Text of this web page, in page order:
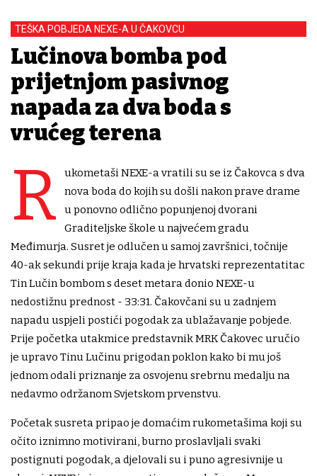
TEŠKA POBJEDA NEXE-A U ČAKOVCU
Lučinova bomba pod
prijetnjom pasivnog
napada za dva boda s
vrućeg terena
R
ukometaši NEXE-a vratili su se iz Čakovca s dva
nova boda do kojih su došli nakon prave drame
u ponovno odlično popunjenoj dvorani
Graditeljske škole u najvećem gradu
Međimurja. Susret je odlučen u samoj završnici, točnije
40-ak sekundi prije kraja kada je hrvatski reprezentatitac
Tin Lučin bombom s deset metara donio NEXE-u
nedostižnu prednost - 33:31. Čakovčani su u zadnjem
napadu uspjeli postići pogodak za ublažavanje pobjede.
Prije početka utakmice predstavnik MRK Čakovec uručio
je upravo Tinu Lučinu prigodan poklon kako bi mu još
jednom odali priznanje za osvojenu srebrnu medalju na
nedavmo održanom Svjetskom prvenstvu.
Početak susreta pripao je domaćim rukometašima koji su
očito iznimno motivirani, burno proslavljali svaki
postignuti pogodak, a djelovali su i puno agresivnije u